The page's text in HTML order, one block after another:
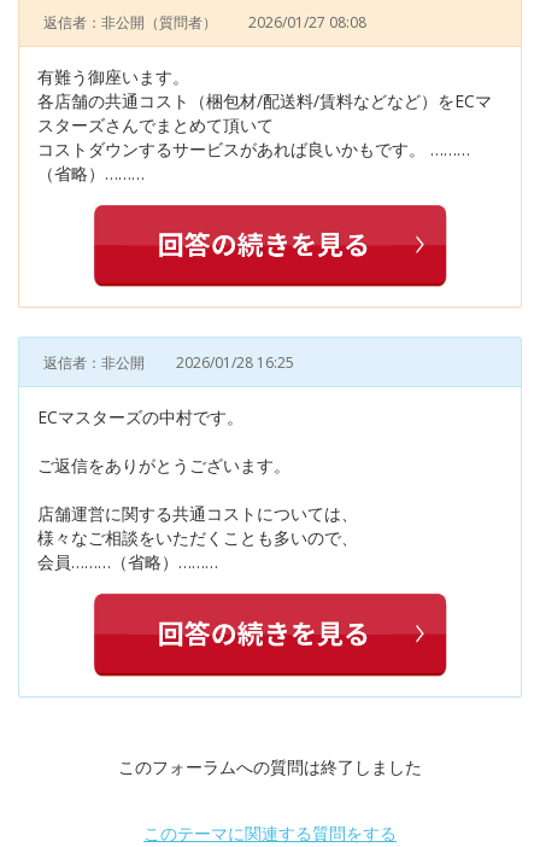
返信者：非公開 （質問者） 2026/01/27 08:08
有難う御座います。
各店舗の共通コスト（梱包材/配送料/賃料などなど）をECマ
スターズさんでまとめて頂いて
コストダウンするサービスがあれば良いかもです。 ………
（省略）………
返信者：非公開 2026/01/28 16:25
ECマスターズの中村です。
ご返信をありがとうございます。
店舗運営に関する共通コストについては、
様々なご相談をいただくことも多いので、
会員………（省略）………
このフォーラムへの質問は終了しました
このテーマに関連する質問をする